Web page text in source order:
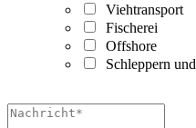
Viehtransport
Fischerei
Offshore
Schleppern